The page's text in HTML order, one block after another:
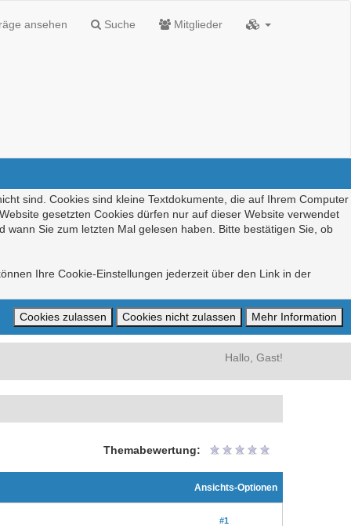
ansehen Suche Mitglieder
sind. Cookies sind kleine Textdokumente, die auf Ihrem Computer
gesetzten Cookies dürfen nur auf dieser Website verwendet
Sie zum letzten Mal gelesen haben. Bitte bestätigen Sie, ob
Ihre Cookie-Einstellungen jederzeit über den Link in der
Hallo, Gast!
Themabewertung:
Ansichts-Optionen
#1